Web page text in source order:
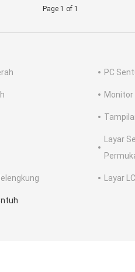
Page 1 of 1
PC
Layar
Layar